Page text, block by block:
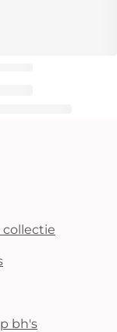
collectie
bh's